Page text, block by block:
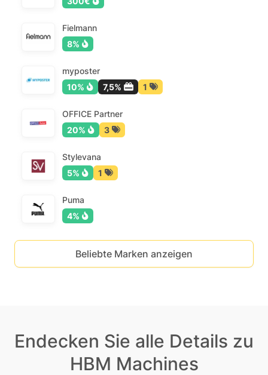
Fielmann
8%
myposter
10%
7,5% 1
OFFICE Partner
20%
3
Stylevana
5%
1
Puma
4%
Beliebte Marken anzeigen
Endecken Sie alle Details zu
HBM Machines